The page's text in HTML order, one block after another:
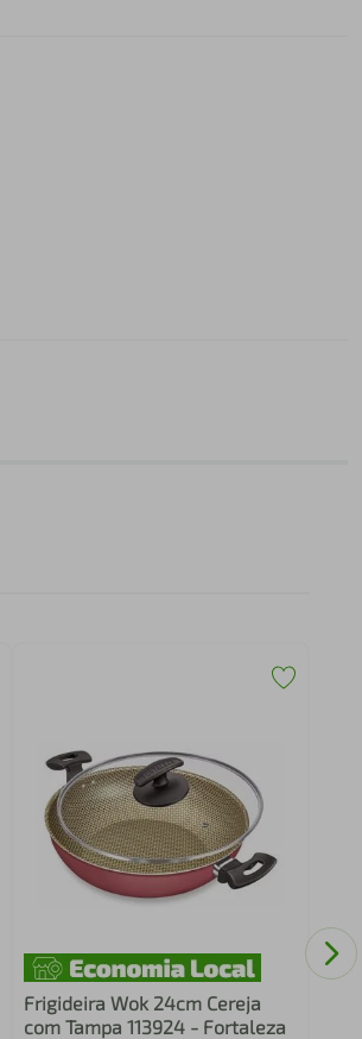
Frigideira Wok 24cm Cereja
com Tampa 113924 - Fortaleza